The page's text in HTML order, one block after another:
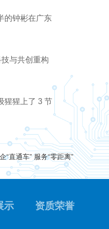
的钟彬在广东
与共创重构
猩猩上了 3 节
“直通车” 服务“零距离”
示 资质荣誉